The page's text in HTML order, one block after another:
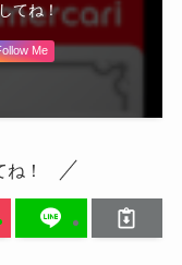
てね！
Me
！